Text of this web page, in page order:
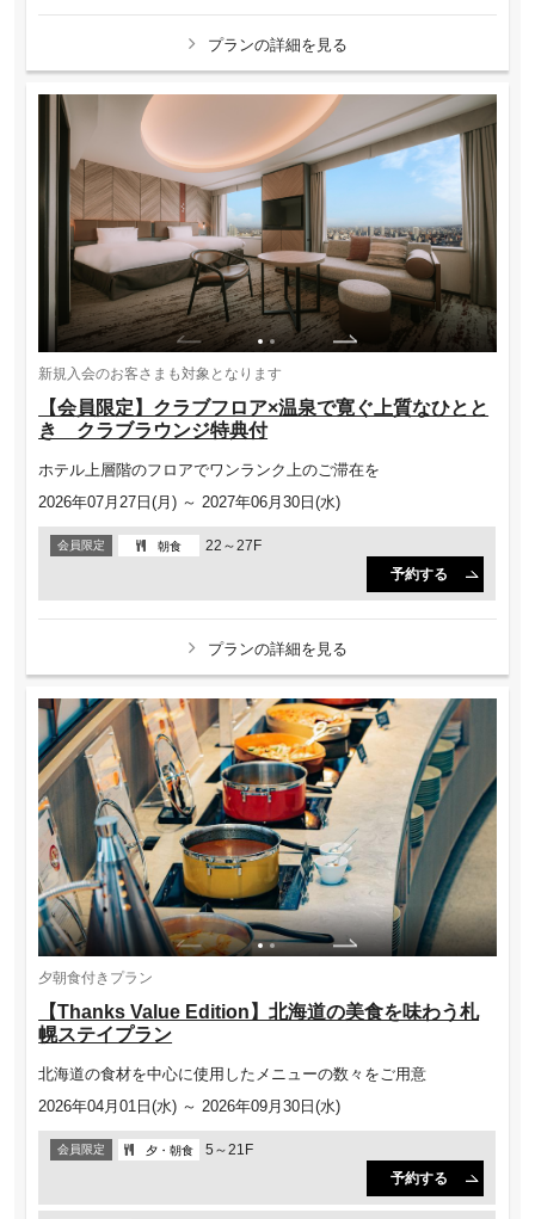
プランの詳細を見る
新規入会のお客さまも対象となります
【会員限定】クラブフロア×温泉で寛ぐ上質なひとと
き クラブラウンジ特典付
ホテル上層階のフロアでワンランク上のご滞在を
2026年07月27日(月) ～ 2027年06月30日(水)
会員限定 朝食
22～27F
予約する
プランの詳細を見る
夕朝食付きプラン
【Thanks Value Edition】北海道の美食を味わう札
幌ステイプラン
北海道の食材を中心に使用したメニューの数々をご用意
2026年04月01日(水) ～ 2026年09月30日(水)
会員限定 夕・朝食
5～21F
予約する